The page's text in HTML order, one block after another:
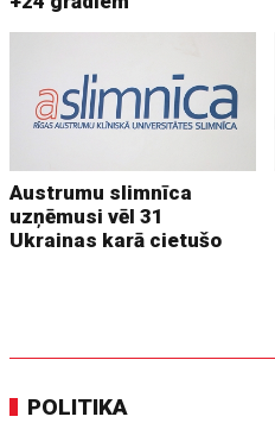
Austrumu slimnīca
uzņēmusi vēl 31
Ukrainas karā cietušo
POLITIKA